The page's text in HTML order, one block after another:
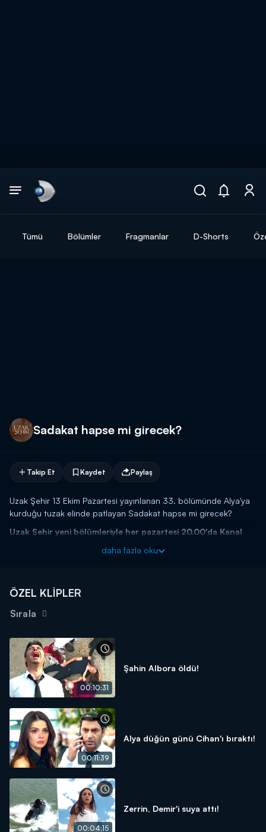
Tümü Bölümler Fragmanlar D-Shorts
Sadakat hapse mi girecek?
Takip Et Kaydet Paylaş
Uzak Şehir 13 Ekim Pazartesi yayınlanan 33. bölümünde Alya'ya
kurduğu tuzak elinde patlayan Sadakat hapse mi girecek?
Uzak Şehir yeni bölümleriyle her pazartesi 20.00'da Kanal
daha fazla oku
ÖZEL KLİPLER
Sırala
00:10:31
Şahin Albora öldü!
00:11:39
Alya düğün günü Cihan'ı bıraktı!
00:04:15
Zerrin, Demir'i suya attı!